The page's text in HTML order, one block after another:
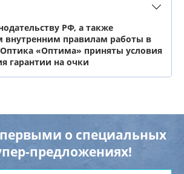
РФ, а также
внутренним правилам работы в
«Оптима» приняты условия
гарантии на очки
о специальных
предложениях!